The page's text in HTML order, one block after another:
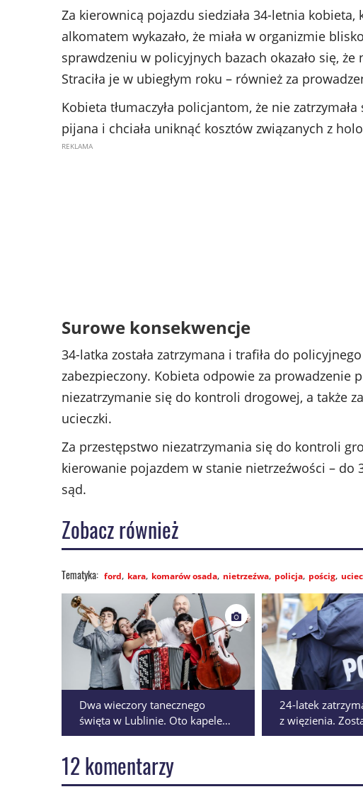
Za kierownicą pojazdu siedziała 34-letnia
alkomatem wykazało, że miała w organizmie
sprawdzeniu w policyjnych bazach okazało się,
Straciła je w ubiegłym roku – również za
Kobieta tłumaczyła policjantom, że nie
pijana i chciała uniknąć kosztów związanych z
Surowe konsekwencje
34-latka została zatrzymana i trafiła do
zabezpieczony. Kobieta odpowie za prowadzenie
niezatrzymanie się do kontroli drogowej, a także
ucieczki.
Za przestępstwo niezatrzymania się do kontroli
kierowanie pojazdem w stanie nietrzeźwości –
sąd.
Zobacz również
ford kara komarów osada nietrzeźwa policja pościg
Dwa wieczory tanecznego
święta w Lublinie. Oto kapele
Re:tradycji 2026
24-latek
z więzienia.
z Polski
12 komentarzy